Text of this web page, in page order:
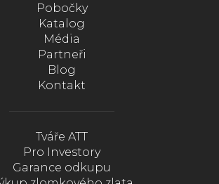
Pobočky
Katalog
Média
Partneři
Blog
Kontakt
Tváře ATT
Pro Investory
Garance odkupu